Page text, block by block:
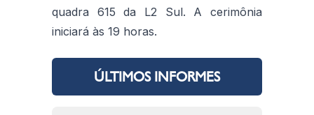
quadra 615 da L2 Sul. A cerimônia
iniciará às 19 horas.
ÚLTIMOS INFORMES